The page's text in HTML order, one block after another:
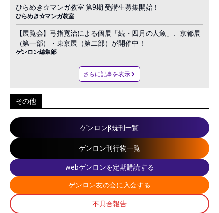
ひらめき☆マンガ教室 第9期 受講生募集開始！
ひらめき☆マンガ教室
【展覧会】弓指寛治による個展「続・四月の人魚」、京都展
（第一部）・東京展（第二部）が開催中！
ゲンロン編集部
さらに記事を表示
その他
ゲンロンβ既刊一覧
ゲンロン刊行物一覧
webゲンロンを定期購読する
ゲンロン友の会に入会する
不具合報告